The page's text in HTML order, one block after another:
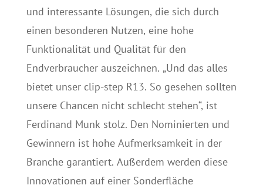
und interessante Lösungen, die sich durch
einen besonderen Nutzen, eine hohe
Funktionalität und Qualität für den
Endverbraucher auszeichnen. „Und das alles
bietet unser clip-step R13. So gesehen sollten
unsere Chancen nicht schlecht stehen“, ist
Ferdinand Munk stolz. Den Nominierten und
Gewinnern ist hohe Aufmerksamkeit in der
Branche garantiert. Außerdem werden diese
Innovationen auf einer Sonderfläche